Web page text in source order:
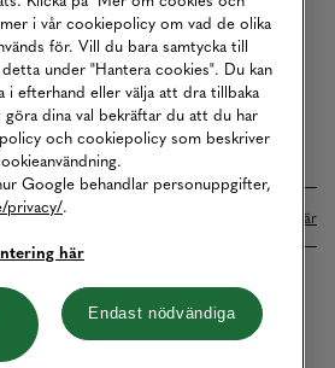
sköts i samarbete med Klarna. Läs mer här
i vår cookiepolicy om vad de olika
för. Vill du bara samtycka till
under "Hantera cookies". Du kan
i efterhand eller välja att dra tillbaka
dina val bekräftar du att du har
och cookiepolicy som beskriver
Google behandlar personuppgifter,
privacy/.
här
Endast nödvändiga